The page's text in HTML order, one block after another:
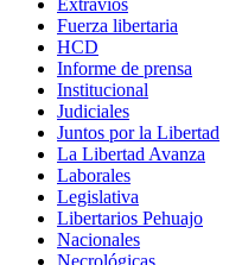
Fuerza libertaria
HCD
Informe de prensa
Institucional
Judiciales
Juntos por la Libertad
La Libertad Avanza
Laborales
Legislativa
Libertarios Pehuajo
Nacionales
Necrológicas